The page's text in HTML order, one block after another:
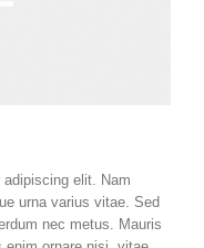
adipiscing elit. Nam
urna varius vitae. Sed
nec metus. Mauris